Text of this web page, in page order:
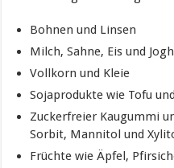
Bohnen und Linsen
Milch, Sahne, Eis und
Vollkorn und Kleie
Sojaprodukte wie Tofu
Zuckerfreier Kaugummi
Sorbit, Mannitol und
Früchte wie Äpfel,